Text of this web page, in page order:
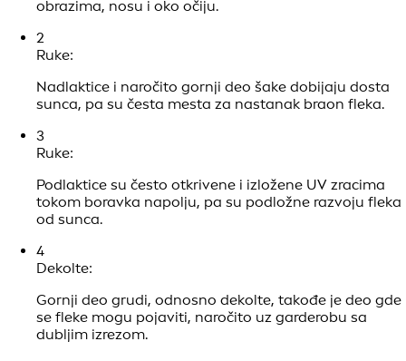
obrazima, nosu i oko očiju.
2
Ruke:
Nadlaktice i naročito gornji deo šake dobijaju dosta
sunca, pa su česta mesta za nastanak braon fleka.
3
Ruke:
Podlaktice su često otkrivene i izložene UV zracima
tokom boravka napolju, pa su podložne razvoju fleka
od sunca.
4
Dekolte:
Gornji deo grudi, odnosno dekolte, takođe je deo gde
se fleke mogu pojaviti, naročito uz garderobu sa
dubljim izrezom.